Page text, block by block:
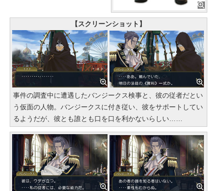
【スクリーンショット】
事件の調査中に遭遇したバンジークス検事と、彼の従者だとい
う仮面の人物。バンジークスに付き従い、彼をサポートしてい
るようだが、彼とも誰とも口を口を利かないらしい……